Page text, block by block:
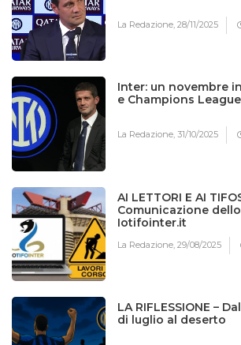
La Redazione,28/11/2025
Inter: un novembre
e Champions League
La Redazione,31/10/2025
AI LETTORI E AI
Comunicazione
Iotifointer.it
La Redazione,29/08/2025
LA RIFLESSIONE –
di luglio al deserto